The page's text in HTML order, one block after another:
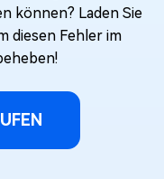
können? Laden Sie
diesen Fehler im